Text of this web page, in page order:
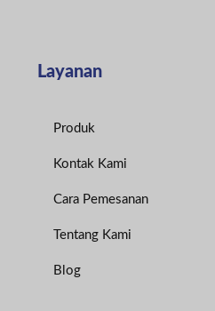
Layanan
Produk
Kontak Kami
Cara Pemesanan
Tentang Kami
Blog